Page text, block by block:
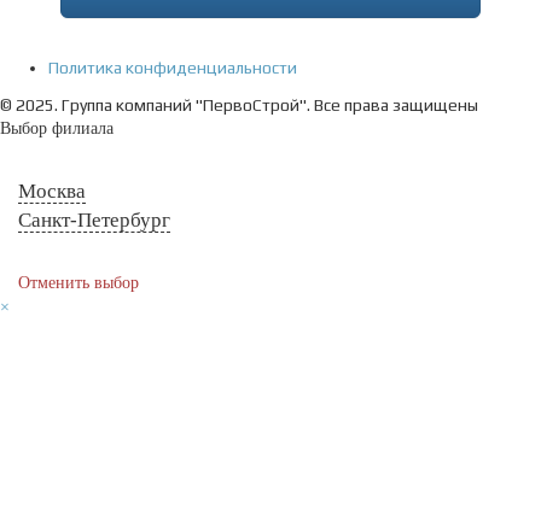
Политика конфиденциальности
© 2025. Группа компаний "ПервоСтрой". Все права защищены
Выбор филиала
Москва
Санкт-Петербург
Отменить выбор
×